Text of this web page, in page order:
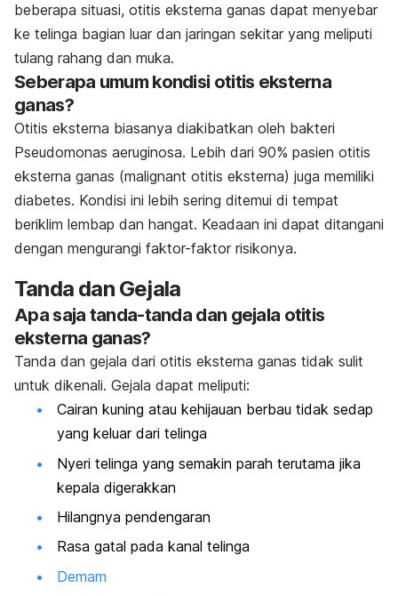
beberapa situasi, otitis eksterna ganas dapat menyebar
ke telinga bagian luar dan jaringan sekitar yang meliputi
tulang rahang dan muka.
Seberapa umum kondisi otitis eksterna
ganas?
Otitis eksterna biasanya diakibatkan oleh bakteri
Pseudomonas aeruginosa. Lebih dari 90% pasien otitis
eksterna ganas (malignant otitis eksterna) juga memiliki
diabetes. Kondisi ini lebih sering ditemui di tempat
beriklim lembap dan hangat. Keadaan ini dapat ditangani
dengan mengurangi faktor-faktor risikonya.
Tanda dan Gejala
Apa saja tanda-tanda dan gejala otitis
eksterna ganas?
Tanda dan gejala dari otitis eksterna ganas tidak sulit
untuk dikenali. Gejala dapat meliputi:
Cairan kuning atau kehijauan berbau tidak sedap
yang keluar dari telinga
Nyeri telinga yang semakin parah terutama jika
kepala digerakkan
Hilangnya pendengaran
Rasa gatal pada kanal telinga
Demam